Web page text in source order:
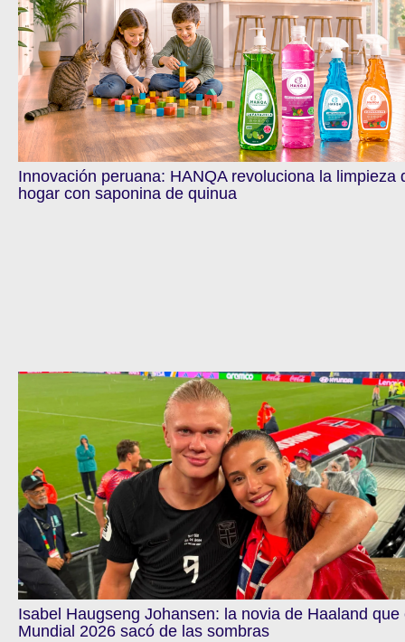
Innovación peruana: HANQA revoluciona la limpieza
hogar con saponina de quinua
Isabel Haugseng Johansen: la novia de Haaland que
Mundial 2026 sacó de las sombras